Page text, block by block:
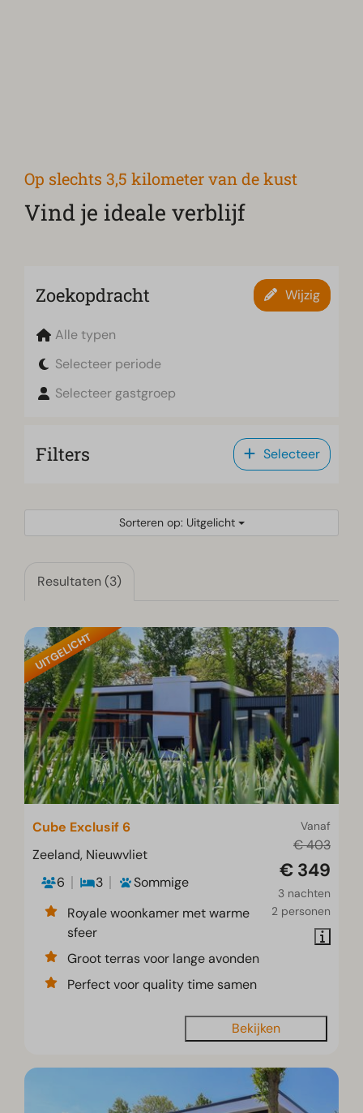
Op slechts 3,5 kilometer van de kust
Vind je ideale verblijf
Zoekopdracht Wijzig
Alle typen
Selecteer periode
Selecteer gastgroep
Filters Selecteer
Sorteren op: Uitgelicht
Resultaten (3)
UITGELICHT
Vanaf
€ 403
€ 349
3 nachten
2 personen
Cube Exclusif 6
Zeeland, Nieuwvliet
6
3
Sommige
Royale woonkamer met warme
sfeer
Groot terras voor lange avonden
Perfect voor quality time samen
Bekijken